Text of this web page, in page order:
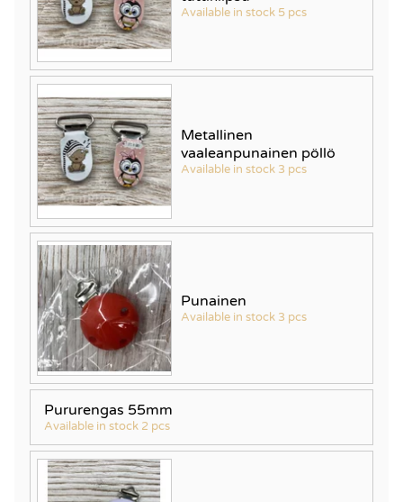
Available in stock 5 pcs
Metallinen
vaaleanpunainen pöllö
Available in stock 3 pcs
Punainen
Available in stock 3 pcs
Pururengas 55mm
Available in stock 2 pcs